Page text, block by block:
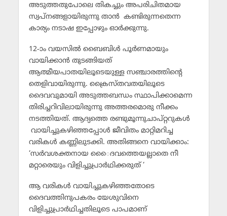
അടുത്തതുപോലെ തികച്ചും അപരിചിതമായ
സ്വപ്‌നങ്ങളായിരുന്നു താന്‍ കണ്ടിരുന്നതെന്ന
കാര്യം നടാഷ ഇപ്പോഴും ഓര്‍ക്കുന്നു.
12-ാം വയസില്‍ ബൈബിള്‍ പൂര്‍ണമായും
വായിക്കാന്‍ തുടങ്ങിയത്
ആത്മീയപാതയിലൂടെയുള്ള സഞ്ചാരത്തിന്റെ
തെളിവായിരുന്നു. ക്രൈസ്തവതയിലൂടെ
ദൈവവുമായി അടുത്തബന്ധം സ്ഥാപിക്കാമെന്ന
തിരിച്ചറിവിലായിരുന്നു അത്തരമൊരു നീക്കം
നടത്തിയത്. ആദ്യത്തെ രണ്ടുമൂന്നുചാപ്റ്ററുകള്‍
വായിച്ചുകഴിഞ്ഞപ്പോള്‍ ജീവിതം മാറ്റിമറിച്ച
വരികള്‍ കണ്ണിലുടക്കി. അതിങ്ങനെ വായിക്കാം:
‘സര്‍വശക്തനായ െൈദവത്തെയല്ലാതെ നീ
മറ്റാരെയും വിളിച്ചുപ്രാര്‍ഥിക്കരുത് ‘
ആ വരികള്‍ വായിച്ചുകഴിഞ്ഞതോടെ
ദൈവത്തിനുപകരം യേശുവിനെ
വിളിച്ചുപ്രാര്‍ഥിച്ചതിലൂടെ പാപമാണ്